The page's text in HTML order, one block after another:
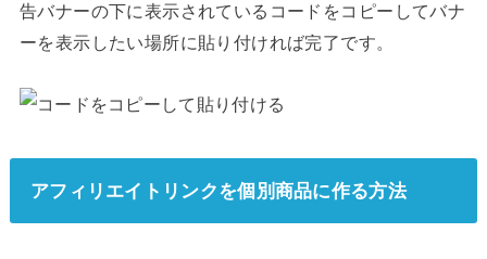
告バナーの下に表示されているコードをコピーしてバナ
ーを表示したい場所に貼り付ければ完了です。
アフィリエイトリンクを個別商品に作る方法